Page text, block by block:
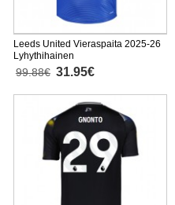
Leeds United Vieraspaita 2025-26
Lyhythihainen
99.88€ 31.95€